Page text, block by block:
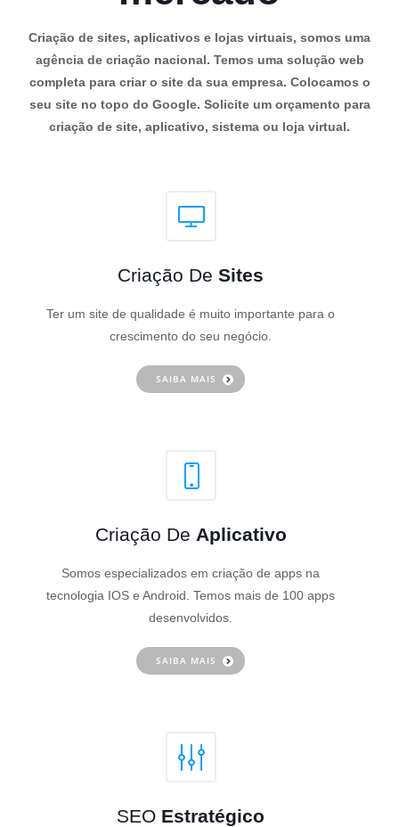
Criação de sites, aplicativos e lojas virtuais, somos uma
agência de criação nacional. Temos uma solução web
completa para criar o site da sua empresa. Colocamos o
seu site no topo do Google. Solicite um orçamento para
criação de site, aplicativo, sistema ou loja virtual.
Criação De Sites
Ter um site de qualidade é muito importante para o
crescimento do seu negócio.
SAIBA MAIS
Criação De Aplicativo
Somos especializados em criação de apps na
tecnologia IOS e Android. Temos mais de 100 apps
desenvolvidos.
SAIBA MAIS
SEO Estratégico